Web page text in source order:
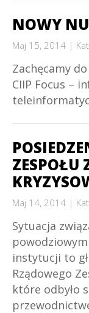
NOWY
Maj 15, 2014
Zachęcamy
CIIP Focus –
ZESPOŁU
Maj 14, 2014
Sytuacja
instytucji to
Rządowego
które odbyło